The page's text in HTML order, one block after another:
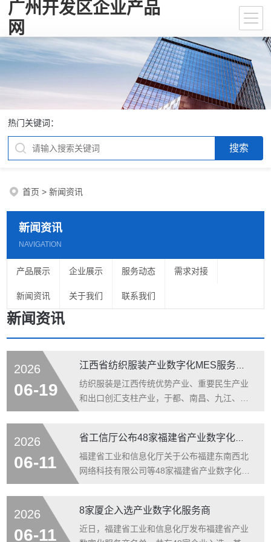
广州开发区企业产品
网
热门关键词：
首页 >新闻资讯
新闻资讯
NAVIGATION
产品展示 企业展示 服务动态 需求对接
新闻资讯 关于我们 联系我们
新闻资讯
2026
06-19
纺织服装是江西传统优势产业、重要民生产业
和出口创汇支柱产业，于都、南昌、九江、赣
突破850亿元，获评“中国品牌服装制造名城”
等一批国家级称号。在全省“1269”行动计划引
领下，江西纺织服装加快从代工制造向品牌创
反应成为行业升级重点。过半规
2026
06-11
福建省工业和信息化厅关于公布福建东南西北
网络科技有限公司等48家福建省产业数字化服
贯彻落实《福建省加快推进数字化全面赋能经
济社会高质量发展总体方案》，经研究，确定
2026
06-11
8家厦企入选产业数字化服务商
近日，福建省工业和信息化厅发布福建省产业